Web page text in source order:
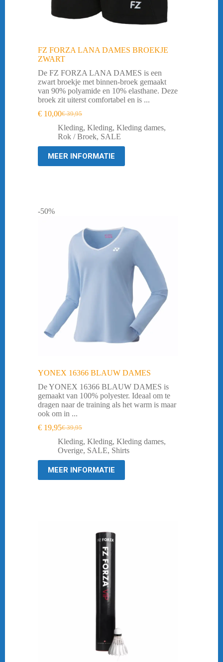
FZ FORZA LANA DAMES BROEKJE
ZWART
De FZ FORZA LANA DAMES is een
zwart broekje met binnen-broek gemaakt
van 90% polyamide en 10% elasthane. Deze
broek zit uiterst comfortabel en is ...
€39,95
Oorspronkelijke
prijs
was:
€ 39,95.
€ 10,00Huidige
prijs
is:
€ 10,00.
Kleding, Kleding, Kleding dames,
Rok / Broek, SALE
MEER INFORMATIE
-50%
YONEX 16366 BLAUW DAMES
De YONEX 16366 BLAUW DAMES is
gemaakt van 100% polyester. Ideaal om te
dragen naar de training als het warm is maar
ook om in ...
€39,95
Oorspronkelijke
prijs
was:
€ 39,95.
€ 19,95Huidige
prijs
is:
€ 19,95.
Kleding, Kleding, Kleding dames,
Overige, SALE, Shirts
MEER INFORMATIE